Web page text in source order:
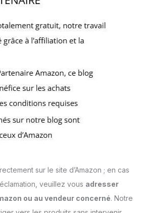
sur le site d’Amazon ; en cas
veuillez vous adresser
ou au vendeur concerné. Notre